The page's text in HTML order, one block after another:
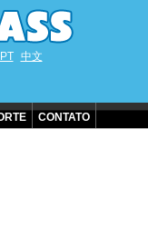
PT 中文
CONTATO